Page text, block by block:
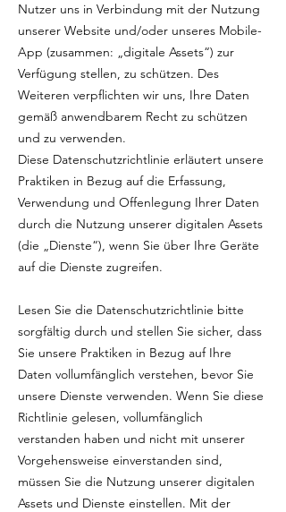
Nutzer uns in Verbindung mit der Nutzung
unserer Website und/oder unseres Mobile-
App (zusammen: „digitale Assets“) zur
Verfügung stellen, zu schützen. Des
Weiteren verpflichten wir uns, Ihre Daten
gemäß anwendbarem Recht zu schützen
und zu verwenden.
Diese Datenschutzrichtlinie erläutert unsere
Praktiken in Bezug auf die Erfassung,
Verwendung und Offenlegung Ihrer Daten
durch die Nutzung unserer digitalen Assets
(die „Dienste“), wenn Sie über Ihre Geräte
auf die Dienste zugreifen.
Lesen Sie die Datenschutzrichtlinie bitte
sorgfältig durch und stellen Sie sicher, dass
Sie unsere Praktiken in Bezug auf Ihre
Daten vollumfänglich verstehen, bevor Sie
unsere Dienste verwenden. Wenn Sie diese
Richtlinie gelesen, vollumfänglich
verstanden haben und nicht mit unserer
Vorgehensweise einverstanden sind,
müssen Sie die Nutzung unserer digitalen
Assets und Dienste einstellen. Mit der